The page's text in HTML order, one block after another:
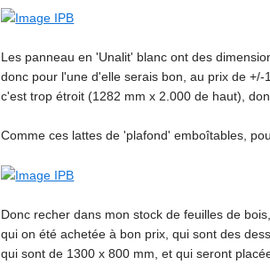
Les panneau en 'Unalit' blanc ont des
donc pour l'une d'elle serais bon, au prix de +/-
c'est trop étroit (1282 mm x 2.000 de haut),
Comme ces lattes de 'plafond' emboîtables,
Donc recher dans mon stock de feuilles de
qui on été achetée à bon prix, qui sont des
qui sont de 1300 x 800 mm, et qui seront